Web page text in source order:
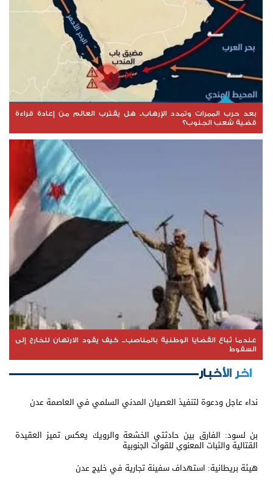
بعد حرب الممرات وتمدد الإرهاب.. هل يقترب العالم من إعادة قراءة
قضية شعب الجنوب؟
عندما تُباع القضايا الوطنية بالمناصب... كيف يقود الارتهان للخارج إلى
السقوط
اخر الأخبار
نداء عاجل ودعوة لتنفيذ العصيان المدني السلمي في العاصمة عدن
بن لسود: الفارق بين حادثتي الخشعة والرويك يعكس تميز العقيدة
القتالية والثبات المعنوي للقوات الجنوبية
هيئة بريطانية: استهداف سفينة تجارية في خليج عدن